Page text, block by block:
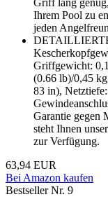
Griff lang
Ihrem Pool zu
jeden
Griffgewicht:
(0.66 lb)/0,45
83 in),
Garantie gegen
steht Ihnen
zur Verfügung.
63,94 EUR
Bei Amazon kaufen
Bestseller Nr. 9